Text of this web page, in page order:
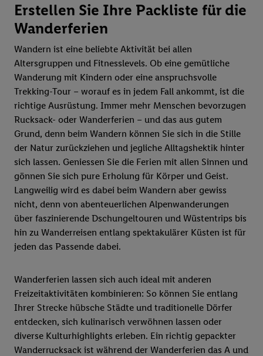
Erstellen Sie Ihre Packliste für die
Wanderferien
Wandern ist eine beliebte Aktivität bei allen
Altersgruppen und Fitnesslevels. Ob eine gemütliche
Wanderung mit Kindern oder eine anspruchsvolle
Trekking-Tour – worauf es in jedem Fall ankommt, ist die
richtige Ausrüstung. Immer mehr Menschen bevorzugen
Rucksack- oder Wanderferien – und das aus gutem
Grund, denn beim Wandern können Sie sich in die Stille
der Natur zurückziehen und jegliche Alltagshektik hinter
sich lassen. Geniessen Sie die Ferien mit allen Sinnen und
gönnen Sie sich pure Erholung für Körper und Geist.
Langweilig wird es dabei beim Wandern aber gewiss
nicht, denn von abenteuerlichen Alpenwanderungen
über faszinierende Dschungeltouren und Wüstentrips bis
hin zu Wanderreisen entlang spektakulärer Küsten ist für
jeden das Passende dabei.
Wanderferien lassen sich auch ideal mit anderen
Freizeitaktivitäten kombinieren: So können Sie entlang
Ihrer Strecke hübsche Städte und traditionelle Dörfer
entdecken, sich kulinarisch verwöhnen lassen oder
diverse Kulturhighlights erleben. Ein richtig gepackter
Wanderrucksack ist während der Wanderferien das A und